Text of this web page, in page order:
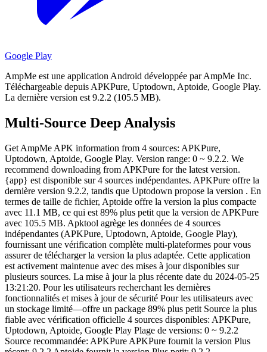
Google Play
AmpMe est une application Android développée par AmpMe Inc.
Téléchargeable depuis APKPure, Uptodown, Aptoide, Google Play.
La dernière version est 9.2.2 (105.5 MB).
Multi-Source Deep Analysis
Get AmpMe APK information from 4 sources: APKPure,
Uptodown, Aptoide, Google Play. Version range: 0 ~ 9.2.2. We
recommend downloading from APKPure for the latest version.
{app} est disponible sur 4 sources indépendantes. APKPure offre la
dernière version 9.2.2, tandis que Uptodown propose la version . En
termes de taille de fichier, Aptoide offre la version la plus compacte
avec 11.1 MB, ce qui est 89% plus petit que la version de APKPure
avec 105.5 MB. Apktool agrège les données de 4 sources
indépendantes (APKPure, Uptodown, Aptoide, Google Play),
fournissant une vérification complète multi-plateformes pour vous
assurer de télécharger la version la plus adaptée. Cette application
est activement maintenue avec des mises à jour disponibles sur
plusieurs sources. La mise à jour la plus récente date du 2024-05-25
13:21:20. Pour les utilisateurs recherchant les dernières
fonctionnalités et mises à jour de sécurité Pour les utilisateurs avec
un stockage limité—offre un package 89% plus petit Source la plus
fiable avec vérification officielle 4 sources disponibles: APKPure,
Uptodown, Aptoide, Google Play Plage de versions: 0 ~ 9.2.2
Source recommandée: APKPure APKPure fournit la version Plus